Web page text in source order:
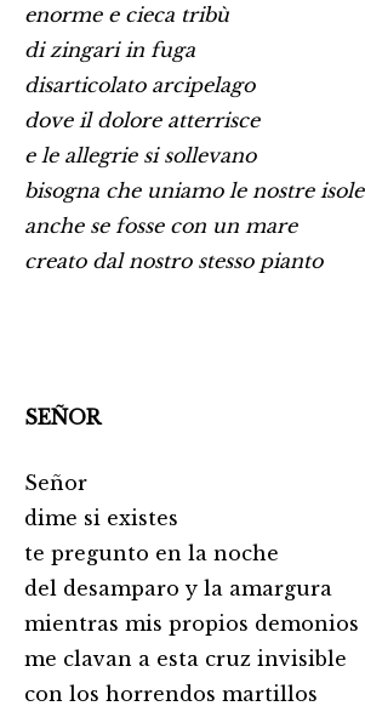
enorme e cieca tribù
di zingari in fuga
disarticolato arcipelago
dove il dolore atterrisce
e le allegrie si sollevano
bisogna che uniamo le nostre isole
anche se fosse con un mare
creato dal nostro stesso pianto
SEÑOR
Señor
dime si existes
te pregunto en la noche
del desamparo y la amargura
mientras mis propios demonios
me clavan a esta cruz invisible
con los horrendos martillos